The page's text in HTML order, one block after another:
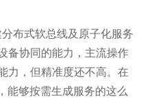
布式软总线及原子化服务
备协同的能力，主流操作
力，但精准度还不高。在
能够按需生成服务的这么